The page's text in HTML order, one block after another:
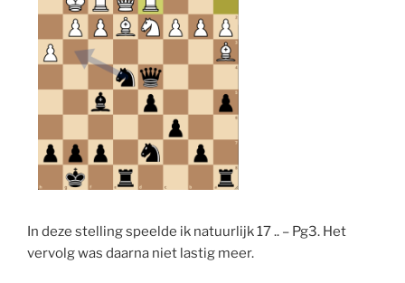
In deze stelling speelde ik natuurlijk 17 .. – Pg3. Het
vervolg was daarna niet lastig meer.